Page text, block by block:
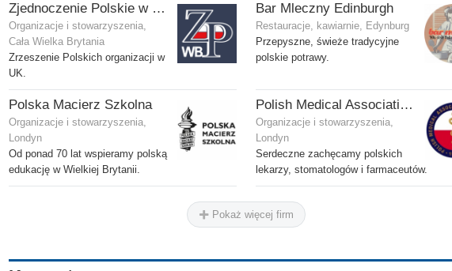
Zjednoczenie Polskie w Wielkiej Brytanii
Organizacje i stowarzyszenia,
Cała Wielka Brytania
Zrzeszenie Polskich organizacji w
UK.
Bar Mleczny Edinburgh
Restauracje, kawiarnie, Edynburg
Przepyszne, świeże tradycyjne
polskie potrawy.
Polska Macierz Szkolna
Organizacje i stowarzyszenia,
Londyn
Od ponad 70 lat wspieramy polską
edukację w Wielkiej Brytanii.
Polish Medical Association - Zwiazek Lekarzy Polskich w Wielkiej Brytanii
Organizacje i stowarzyszenia,
Londyn
Serdeczne zachęcamy polskich
lekarzy, stomatologów i farmaceutów.
Pokaż więcej firm